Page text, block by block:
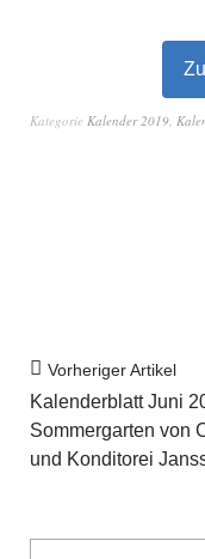
Kategorie Kalender 2019,
Vorheriger Artikel
Kalenderblatt Juni
Sommergarten von
und Konditorei